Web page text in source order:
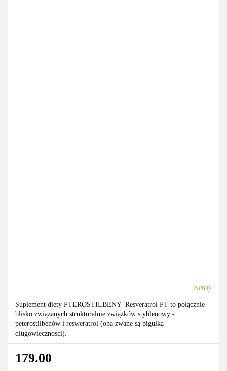
Kenay
Suplement diety PTEROSTILBENY- Resveratrol PT to połącznie
blisko związanych strukturalnie związków styblenowy -
peterostilbenów i resweratrol (oba zwane są pigułką
długowieczności).
179.00